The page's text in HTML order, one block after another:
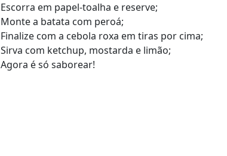
Escorra em papel-toalha e reserve;
Monte a batata com peroá;
Finalize com a cebola roxa em tiras por cima;
Sirva com ketchup, mostarda e limão;
Agora é só saborear!